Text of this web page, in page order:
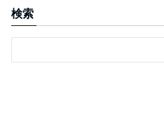
検索